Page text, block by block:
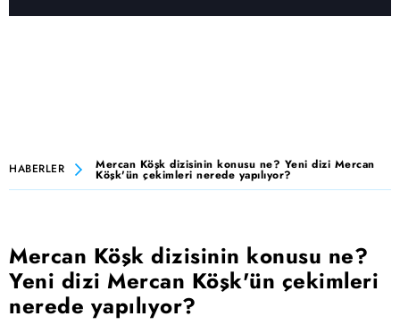
HABERLER Mercan Köşk dizisinin konusu ne? Yeni dizi Mercan
Köşk'ün çekimleri nerede yapılıyor?
Mercan Köşk dizisinin konusu ne?
Yeni dizi Mercan Köşk'ün çekimleri
nerede yapılıyor?